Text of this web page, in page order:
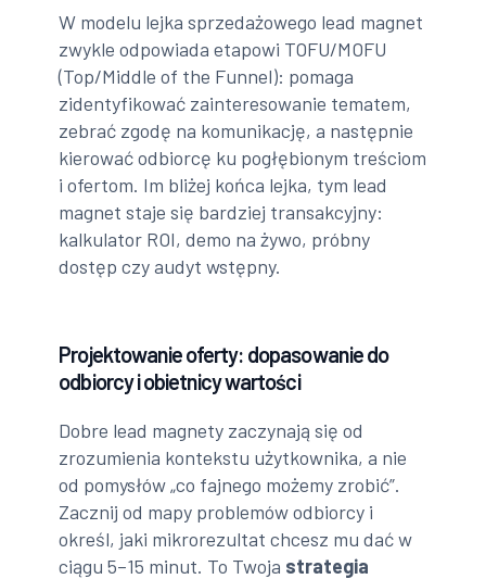
W modelu lejka sprzedażowego lead magnet
zwykle odpowiada etapowi TOFU/MOFU
(Top/Middle of the Funnel): pomaga
zidentyfikować zainteresowanie tematem,
zebrać zgodę na komunikację, a następnie
kierować odbiorcę ku pogłębionym treściom
i ofertom. Im bliżej końca lejka, tym lead
magnet staje się bardziej transakcyjny:
kalkulator ROI, demo na żywo, próbny
dostęp czy audyt wstępny.
Projektowanie oferty: dopasowanie do
odbiorcy i obietnicy wartości
Dobre lead magnety zaczynają się od
zrozumienia kontekstu użytkownika, a nie
od pomysłów „co fajnego możemy zrobić”.
Zacznij od mapy problemów odbiorcy i
określ, jaki mikrorezultat chcesz mu dać w
ciągu 5–15 minut. To Twoja strategia